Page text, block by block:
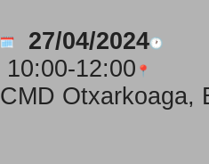
27/04/2024
10:00-12:00
CMD Otxarkoaga,